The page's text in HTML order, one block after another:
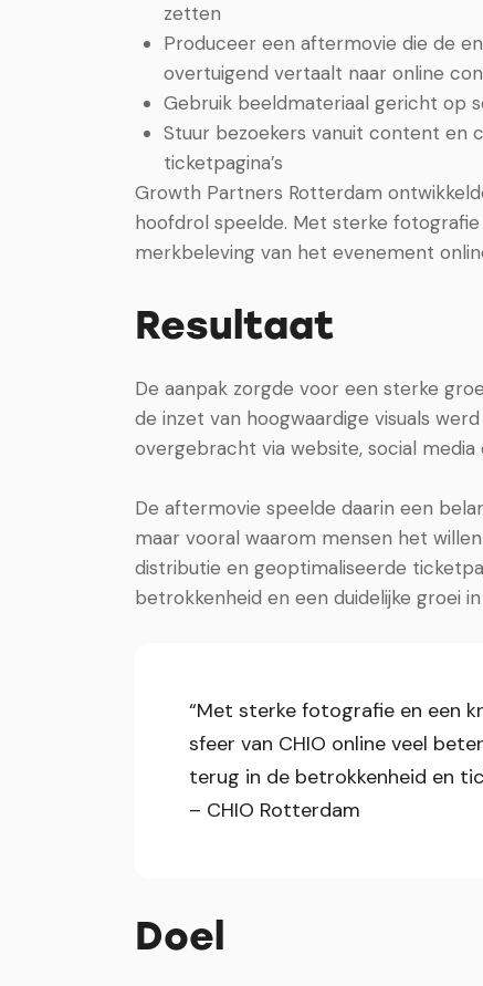
zetten
Produceer een aftermovie die de
overtuigend vertaalt naar online
Gebruik beeldmateriaal gericht op
Stuur bezoekers vanuit content en
ticketpagina’s
Growth Partners Rotterdam
hoofdrol speelde. Met sterke
merkbeleving van het evenement
Resultaat
De aanpak zorgde voor een sterke
de inzet van hoogwaardige visuals
overgebracht via website, social media
De aftermovie speelde daarin een
maar vooral waarom mensen het
distributie en geoptimaliseerde
betrokkenheid en een duidelijke groei
“Met sterke fotografie en een
sfeer van CHIO online veel
terug in de betrokkenheid en
– CHIO Rotterdam
Doel